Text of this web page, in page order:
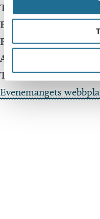
Telefon:
E-mail:
Pris:265:-
Arrangör:
Mystery
Telefonnummer
Evenemangets